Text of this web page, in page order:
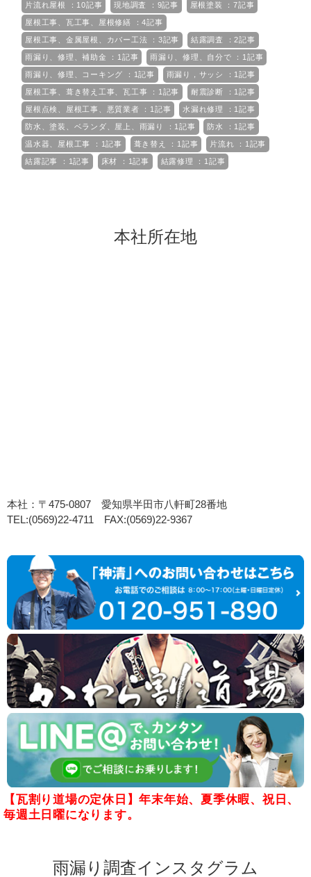
片流れ屋根 ：10記事 現地調査 ：9記事 屋根塗装 ：7記事
屋根工事、瓦工事、屋根修繕 ：4記事
屋根工事、金属屋根、カバー工法 ：3記事 結露調査 ：2記事
雨漏り、修理、補助金 ：1記事 雨漏り、修理、自分で ：1記事
雨漏り、修理、コーキング ：1記事 雨漏り，サッシ ：1記事
屋根工事、葺き替え工事、瓦工事 ：1記事 耐震診断 ：1記事
屋根点検、屋根工事、悪質業者 ：1記事 水漏れ修理 ：1記事
防水、塗装、ベランダ、屋上、雨漏り ：1記事 防水 ：1記事
温水器、屋根工事 ：1記事 葺き替え ：1記事 片流れ ：1記事
結露記事 ：1記事 床材 ：1記事 結露修理 ：1記事
本社所在地
本社：〒475-0807 愛知県半田市八軒町28番地
TEL:(0569)22-4711 FAX:(0569)22-9367
【瓦割り道場の定休日】年末年始、夏季休暇、祝日、
毎週土日曜になります。
雨漏り調査インスタグラム